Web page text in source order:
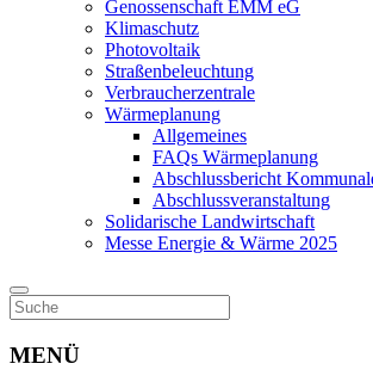
Genossenschaft EMM eG
Klimaschutz
Photovoltaik
Straßenbeleuchtung
Verbraucherzentrale
Wärmeplanung
Allgemeines
FAQs Wärmeplanung
Abschlussbericht
Abschlussveranstaltung
Solidarische Landwirtschaft
Messe Energie & Wärme 2025
MENÜ